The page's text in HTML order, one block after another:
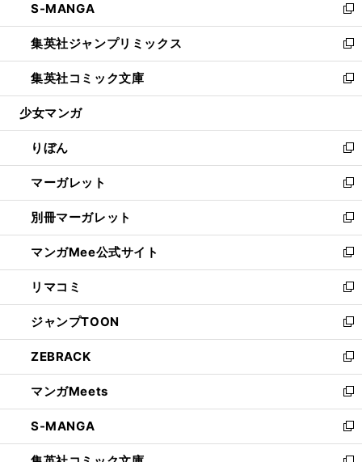
く
で
開
く
ド
ウ
で
開
く
ィ
ン
ド
ウ
で
開
い
ウ
ィ
ン
ド
ウ
開
く
S-MANGA
新
し
い
ウ
ィ
ン
ウ
で
開
く
集英社ジャンプリミックス
新
し
い
ウ
ン
ド
ウ
で
開
く
集英社コミック文庫
新
し
ウ
ィ
ン
ド
ウ
で
開
く
少女マンガ
りぼん
新
し
い
ウ
ィ
ン
ド
ウ
で
開
く
マーガレット
新
し
い
ウ
ィ
ン
ド
ウ
で
開
く
別冊マーガレット
新
し
い
ウ
ィ
ン
ド
ウ
で
開
く
マンガMee公式サイト
新
し
い
ウ
ィ
ン
ド
ウ
で
開
く
リマコミ
新
し
い
ウ
ィ
ン
ド
ウ
で
開
ジャンプTOON
新
し
い
ウ
ィ
ン
ド
ウ
ZEBRACK
新
し
い
ウ
ィ
ン
マンガMeets
新
し
い
ウ
S-MANGA
新
し